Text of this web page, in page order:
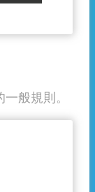
般規則。